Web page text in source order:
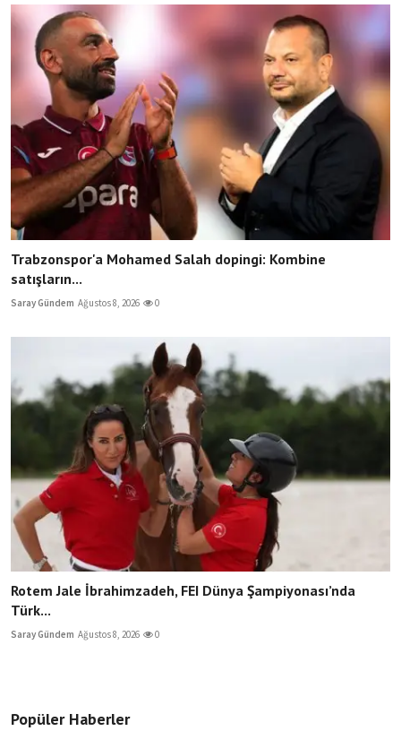
Trabzonspor'a Mohamed Salah dopingi: Kombine
satışların...
Saray Gündem Ağustos 8, 2026 0
Rotem Jale İbrahimzadeh, FEI Dünya Şampiyonası’nda
Türk...
Saray Gündem Ağustos 8, 2026 0
Popüler Haberler